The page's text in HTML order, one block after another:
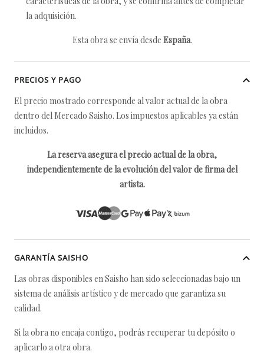
la adquisición.
Esta obra se envía desde España.
PRECIOS Y PAGO
El precio mostrado corresponde al valor actual de la obra
dentro del Mercado Saisho. Los impuestos aplicables ya están
incluidos.
La reserva asegura el precio actual de la obra,
independientemente de la evolución del valor de firma del
artista.
GARANTÍA SAISHO
Las obras disponibles en Saisho han sido seleccionadas bajo un
sistema de análisis artístico y de mercado que garantiza su
calidad.
Si la obra no encaja contigo, podrás recuperar tu depósito o
aplicarlo a otra obra.